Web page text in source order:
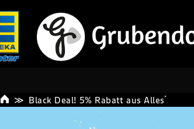
Black Deal! 5% Rabatt aus Alles*